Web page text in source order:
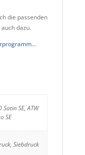
die passenden
dazu.
Satin SE, ATW
SE
Siebdruck